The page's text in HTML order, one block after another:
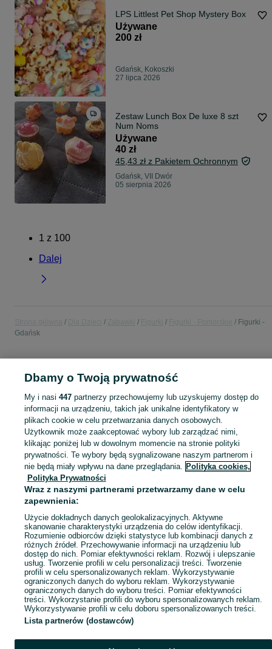
LPS Littlest Pet Shop Mystery Box
Używane
200 zł
Gdańsk, Kokoszki
27 lipca 2026
Zestaw Lunch Box De luxe 8 szt
Num Noms
Używane
40 zł
45,43 zł z Pakietem Ochronnym
Gdańsk, VII Dwór
05 sierpnia 2026
1 z 100
Dalej
Figurki -
Gdańsk
KATEGORIA
domek ogrodowy dla dzieci basen z kulkami zabawki ogrodowe zabawki
Zobacz
Mapa kategorii
Mapa miejscowości
Mapa ministron
Popularne wyszukiwania
Dbamy o Twoją prywatność
My i nasi 447partnerzy przechowujemy lub uzyskujemy dostęp do
informacji na urządzeniu, takich jak unikalne identyfikatory w
plikach cookie w celu przetwarzania danych osobowych.
Użytkownik może zaakceptować wybory lub zarządzać nimi,
klikając poniżej lub w dowolnym momencie na stronie polityki
prywatności. Te wybory będą sygnalizowane naszym partnerom i
nie będą miały wpływu na dane przeglądania. Polityka cookies,
Polityka Prywatności
Wraz z naszymi partnerami przetwarzamy dane w celu
zapewnienia:
Użycie dokładnych danych geolokalizacyjnych. Aktywne
skanowanie charakterystyki urządzenia do celów identyfikacji.
Rozumienie odbiorców dzięki statystyce lub kombinacji danych z
różnych źródeł. Przechowywanie informacji na urządzeniu lub
dostęp do nich. Pomiar efektywności reklam. Rozwój i ulepszanie
usług. Tworzenie profili w celu personalizacji treści. Tworzenie
profili w celu spersonalizowanych reklam. Wykorzystywanie
ograniczonych danych do wyboru reklam. Wykorzystywanie
ograniczonych danych do wyboru treści. Pomiar efektywności
treści. Wykorzystanie profili do wyboru spersonalizowanych reklam.
Wykorzystywanie profili w celu doboru spersonalizowanych treści.
Lista partnerów (dostawców)